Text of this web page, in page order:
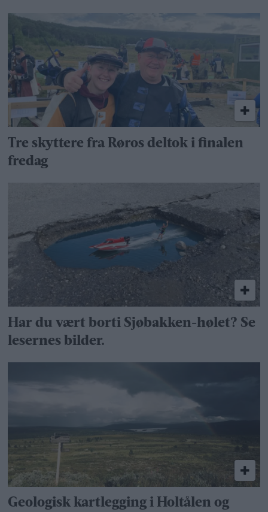
Tre skyttere fra Røros deltok i finalen
fredag
Har du vært borti Sjøbakken-hølet? Se
lesernes bilder.
Geologisk kartlegging i Holtålen og